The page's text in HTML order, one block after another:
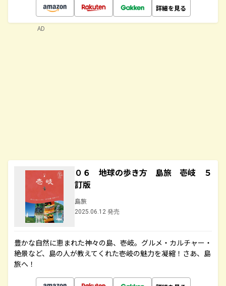
詳細を見る
０６ 地球の歩き方 島旅 壱岐 ５
訂版
島旅
2025.06.12 発売
豊かな自然に恵まれた神々の島、壱岐。グルメ・カルチャー・
絶景など、島の人が教えてくれた壱岐の魅力を凝縮！さあ、島
旅へ！
AD